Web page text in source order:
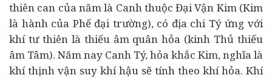
thiên can của năm là Canh thuộc Đại Vận Kim (Kim
là hành của Phế đại trường), có địa chi Tý ứng với
khí tư thiên là thiếu âm quân hỏa (kinh Thủ thiếu
âm Tâm). Năm nay Canh Tý, hỏa khắc Kim, nghĩa là
khí thịnh vận suy khí hậu sẽ tính theo khí hỏa. Khí